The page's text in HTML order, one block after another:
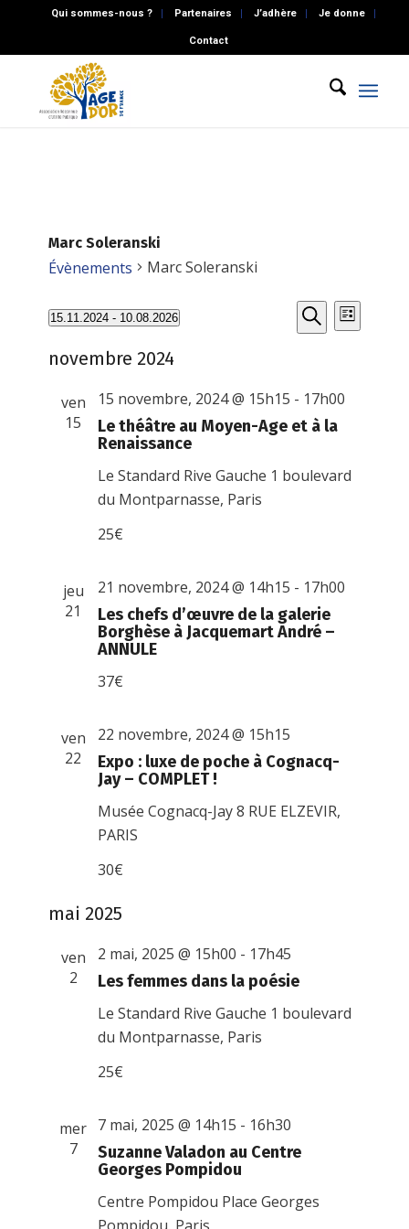
Qui sommes-nous ? Partenaires J’adhère Je donne
Contact
Marc Soleranski
Évènements Marc Soleranski
Évènements
et
de
vues
Recherche
de
Liste
15.11.2024 - 10.08.2026
une
novembre 2024
ven
15
Le théâtre au Moyen-Age et à la
Renaissance
15 novembre, 2024 @ 15h15 - 17h00
Le Standard Rive Gauche 1 boulevard
du Montparnasse, Paris
25€
jeu
21
Les chefs d’œuvre de la galerie
Borghèse à Jacquemart André –
ANNULE
21 novembre, 2024 @ 14h15 - 17h00
37€
ven
22
Expo : luxe de poche à Cognacq-
Jay – COMPLET !
22 novembre, 2024 @ 15h15
Musée Cognacq-Jay8 RUE ELZEVIR,
PARIS
30€
mai 2025
ven
2
Les femmes dans la poésie
2 mai, 2025 @ 15h00 - 17h45
Le Standard Rive Gauche 1 boulevard
du Montparnasse, Paris
25€
mer
7
Suzanne Valadon au Centre
Georges Pompidou
7 mai, 2025 @ 14h15 - 16h30
Centre Pompidou Place Georges